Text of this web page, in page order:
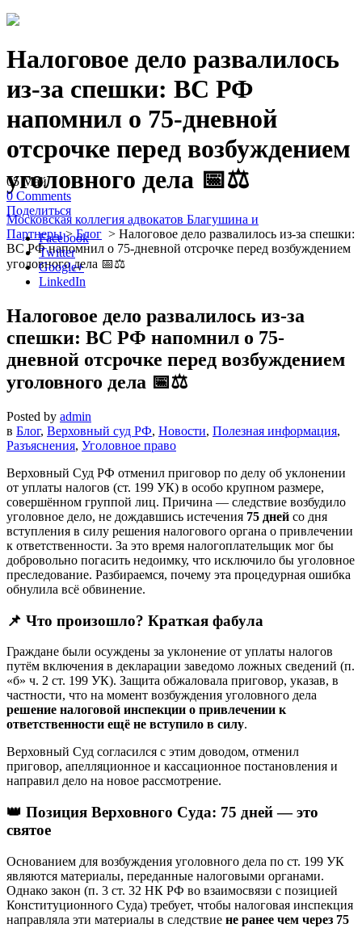
Налоговое дело развалилось
из-за спешки: ВС РФ
напомнил о 75-дневной
отсрочке перед возбуждением
уголовного дела 📅⚖️
Московская коллегия адвокатов Благушина и
Партнеры>Блог > Налоговое дело развалилось из-за спешки:
ВС РФ напомнил о 75-дневной отсрочке перед возбуждением
уголовного дела 📅⚖️
05 Май
0 Comments
Поделиться
Facebook
Twitter
Google+
LinkedIn
Налоговое дело развалилось из-за
спешки: ВС РФ напомнил о 75-
дневной отсрочке перед возбуждением
уголовного дела 📅⚖️
Posted by admin
в Блог, Верховный суд РФ, Новости, Полезная информация,
Разъяснения, Уголовное право
Верховный Суд РФ отменил приговор по делу об уклонении
от уплаты налогов (ст. 199 УК) в особо крупном размере,
совершённом группой лиц. Причина — следствие возбудило
уголовное дело, не дождавшись истечения 75 дней со дня
вступления в силу решения налогового органа о привлечении
к ответственности. За это время налогоплательщик мог бы
добровольно погасить недоимку, что исключило бы уголовное
преследование. Разбираемся, почему эта процедурная ошибка
обнулила всё обвинение.
📌 Что произошло? Краткая фабула
Граждане были осуждены за уклонение от уплаты налогов
путём включения в декларации заведомо ложных сведений (п.
«б» ч. 2 ст. 199 УК). Защита обжаловала приговор, указав, в
частности, что на момент возбуждения уголовного дела
решение налоговой инспекции о привлечении к
ответственности ещё не вступило в силу.
Верховный Суд согласился с этим доводом, отменил
приговор, апелляционное и кассационное постановления и
направил дело на новое рассмотрение.
👑 Позиция Верховного Суда: 75 дней — это
святое
Основанием для возбуждения уголовного дела по ст. 199 УК
являются материалы, переданные налоговыми органами.
Однако закон (п. 3 ст. 32 НК РФ во взаимосвязи с позицией
Конституционного Суда) требует, чтобы налоговая инспекция
направляла эти материалы в следствие не ранее чем через 75